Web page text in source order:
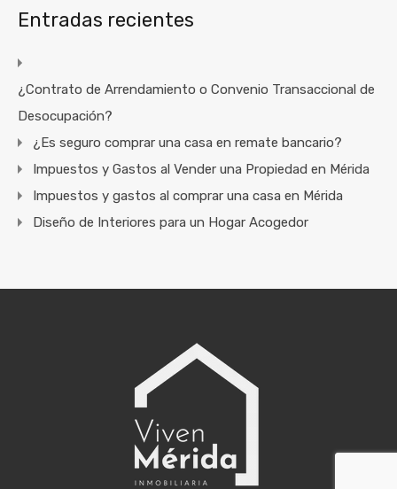
Entradas recientes
¿Contrato de Arrendamiento o Convenio Transaccional de
Desocupación?
¿Es seguro comprar una casa en remate bancario?
Impuestos y Gastos al Vender una Propiedad en Mérida
Impuestos y gastos al comprar una casa en Mérida
Diseño de Interiores para un Hogar Acogedor